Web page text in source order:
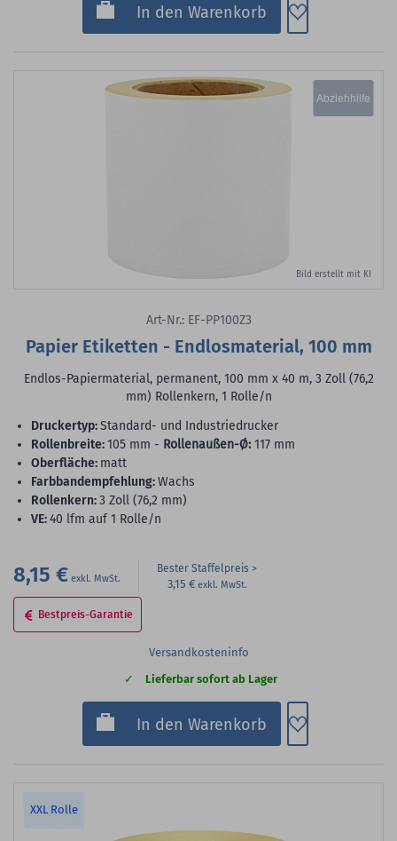
In den Warenkorb Zum
Bild erstellt mit KI
Abziehhilfe
Art-Nr.: EF-PP100Z3
Papier Etiketten - Endlosmaterial, 100 mm
Endlos-Papiermaterial, permanent, 100 mm x 40 m, 3 Zoll (76,2
mm) Rollenkern, 1 Rolle/n
Druckertyp:Standard- und Industriedrucker
Rollenbreite:105 mm - Rollenaußen-Ø: 117 mm
Oberfläche: matt
Farbbandempfehlung:Wachs
Rollenkern:3 Zoll (76,2 mm)
VE:40 lfm auf 1 Rolle/n
8,15 € Bester Staffelpreis
3,15 €
Bestpreis-Garantie
Versandkosteninfo
Lieferbar sofort ab Lager
In den Warenkorb Zum
XXL Rolle